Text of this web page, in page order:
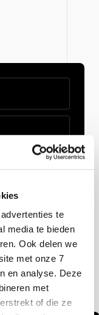
te
media te bieden
Ook delen we
met onze 7
en analyse. Deze
met
of die ze
houden van
IT.